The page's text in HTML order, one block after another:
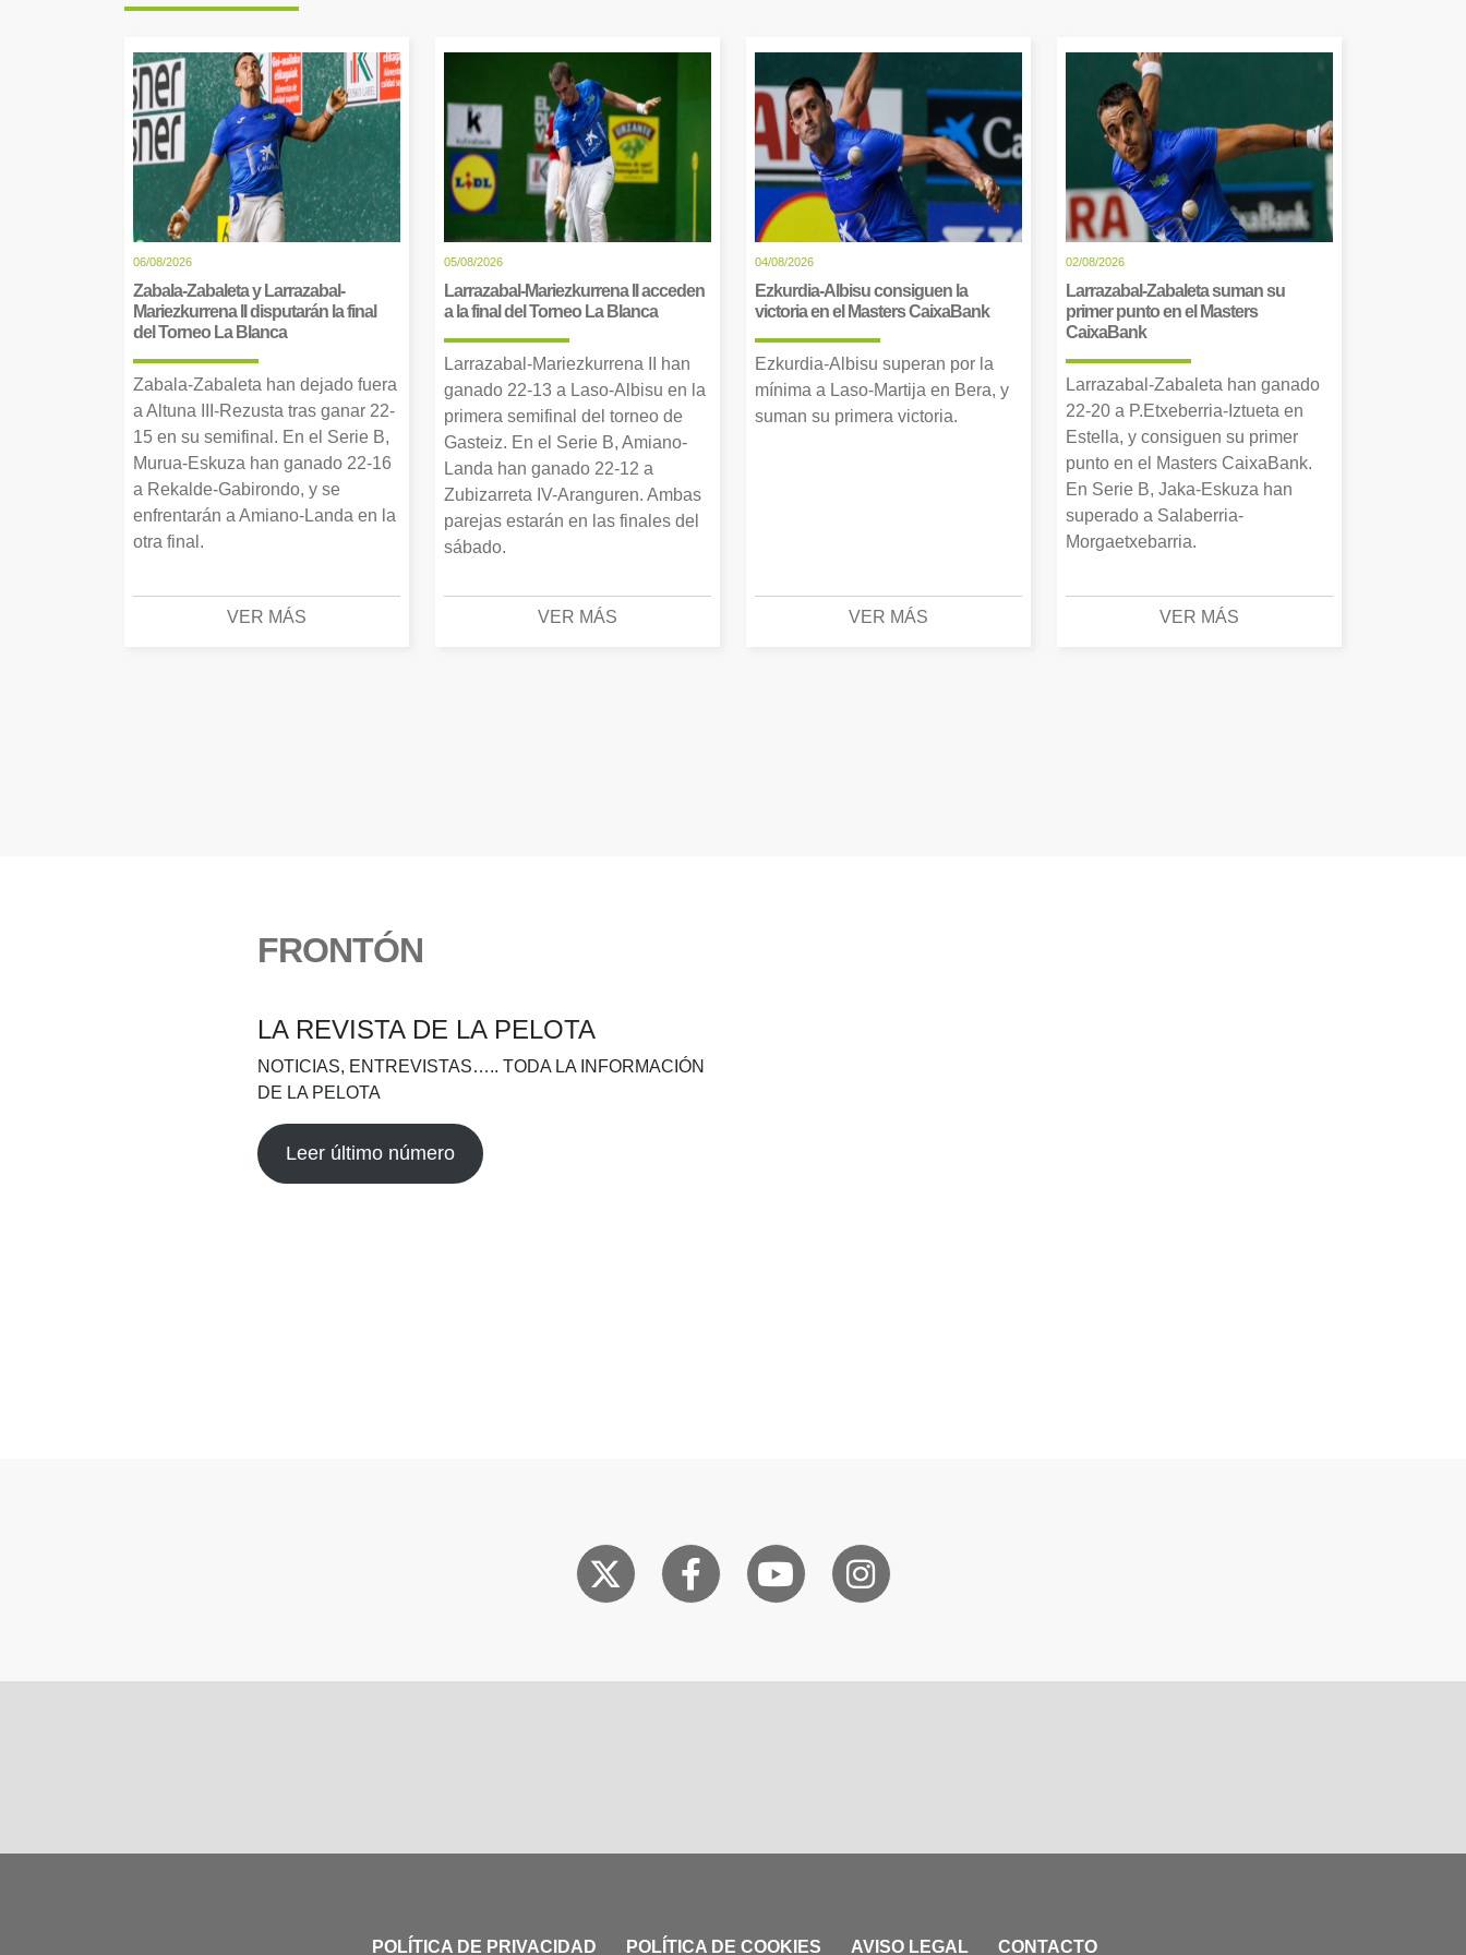
06/08/2026
Zabala-Zabaleta y Larrazabal-
Mariezkurrena II disputarán la final
del Torneo La Blanca
Zabala-Zabaleta han dejado fuera
a Altuna III-Rezusta tras ganar 22-
15 en su semifinal. En el Serie B,
Murua-Eskuza han ganado 22-16
a Rekalde-Gabirondo, y se
enfrentarán a Amiano-Landa en la
otra final.
VER MÁS
05/08/2026
Larrazabal-Mariezkurrena II acceden
a la final del Torneo La Blanca
Larrazabal-Mariezkurrena II han
ganado 22-13 a Laso-Albisu en la
primera semifinal del torneo de
Gasteiz. En el Serie B, Amiano-
Landa han ganado 22-12 a
Zubizarreta IV-Aranguren. Ambas
parejas estarán en las finales del
sábado.
VER MÁS
04/08/2026
Ezkurdia-Albisu consiguen la
victoria en el Masters CaixaBank
Ezkurdia-Albisu superan por la
mínima a Laso-Martija en Bera, y
suman su primera victoria.
VER MÁS
02/08/2026
Larrazabal-Zabaleta suman su
primer punto en el Masters
CaixaBank
Larrazabal-Zabaleta han ganado
22-20 a P.Etxeberria-Iztueta en
Estella, y consiguen su primer
punto en el Masters CaixaBank.
En Serie B, Jaka-Eskuza han
superado a Salaberria-
Morgaetxebarria.
VER MÁS
FRONTÓN
LA REVISTA DE LA PELOTA
NOTICIAS, ENTREVISTAS….. TODA LA INFORMACIÓN
DE LA PELOTA
Leer último número
POLÍTICA DE PRIVACIDAD POLÍTICA DE COOKIES AVISO LEGAL CONTACTO